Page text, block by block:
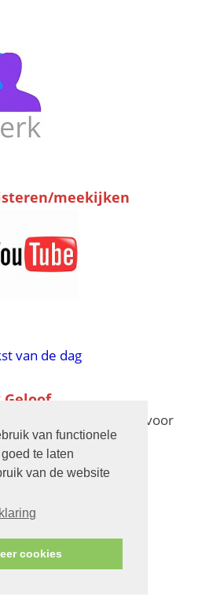
van functionele
te laten
van de website
cookies
meekijken
van de dag
Geloof
voor
2025 en 2026